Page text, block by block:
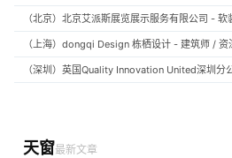
（北京）北京艾派斯展览展示服务有限公司 -
天窗最新文章